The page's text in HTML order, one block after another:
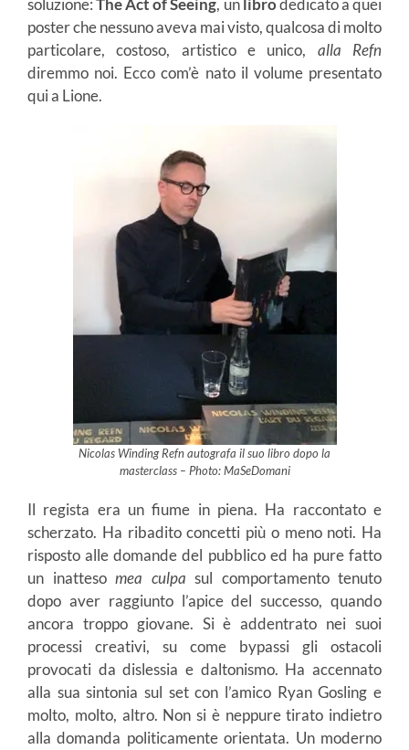
soluzione:The Act of Seeing, un librodedicato a quei
poster che nessuno aveva mai visto, qualcosa di molto
particolare, costoso, artistico e unico, alla Refn
diremmo noi. Ecco com’è nato il volume presentato
qui a Lione.
Nicolas Winding Refn autografa il suo libro dopo la
masterclass – Photo: MaSeDomani
Il regista era un fiume in piena. Ha raccontato e
scherzato. Ha ribadito concetti più o meno noti. Ha
risposto alle domande del pubblico ed ha pure fatto
un inatteso mea culpa sul comportamento tenuto
dopo aver raggiunto l’apice del successo, quando
ancora troppo giovane. Si è addentrato nei suoi
processi creativi, su come bypassi gli ostacoli
provocati da dislessia e daltonismo. Ha accennato
alla sua sintonia sul set con l’amico Ryan Gosling e
molto, molto, altro. Non si è neppure tirato indietro
alla domanda politicamente orientata. Un moderno